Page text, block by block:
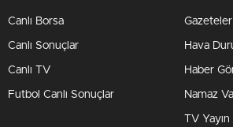
Canlı Borsa
Canlı Sonuçlar
Canlı TV
Futbol Canlı Sonuçlar
Gazeteler
Hava
Haber
Namaz
TV Yayın